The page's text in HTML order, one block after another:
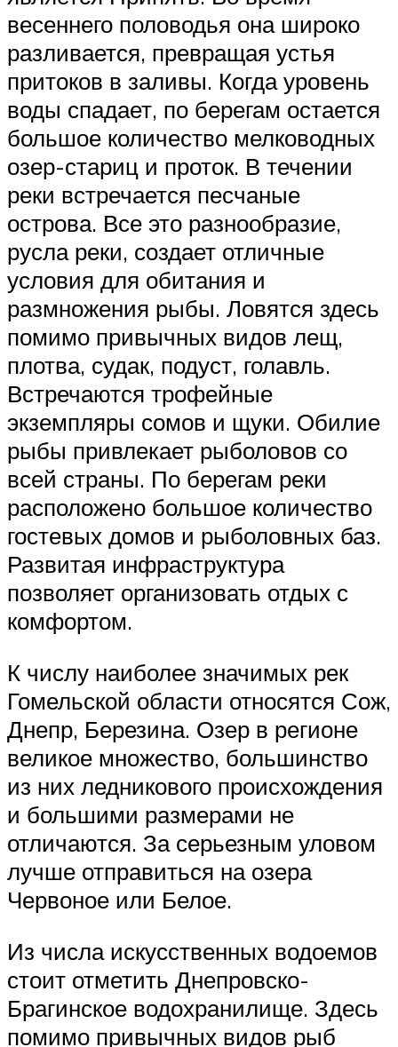
весеннего половодья она широко
разливается, превращая устья
притоков в заливы. Когда уровень
воды спадает, по берегам остается
большое количество мелководных
озер-стариц и проток. В течении
реки встречается песчаные
острова. Все это разнообразие,
русла реки, создает отличные
условия для обитания и
размножения рыбы. Ловятся здесь
помимо привычных видов лещ,
плотва, судак, подуст, голавль.
Встречаются трофейные
экземпляры сомов и щуки. Обилие
рыбы привлекает рыболовов со
всей страны. По берегам реки
расположено большое количество
гостевых домов и рыболовных баз.
Развитая инфраструктура
позволяет организовать отдых с
комфортом.
К числу наиболее значимых рек
Гомельской области относятся Сож,
Днепр, Березина. Озер в регионе
великое множество, большинство
из них ледникового происхождения
и большими размерами не
отличаются. За серьезным уловом
лучше отправиться на озера
Червоное или Белое.
Из числа искусственных водоемов
стоит отметить Днепровско-
Брагинское водохранилище. Здесь
помимо привычных видов рыб